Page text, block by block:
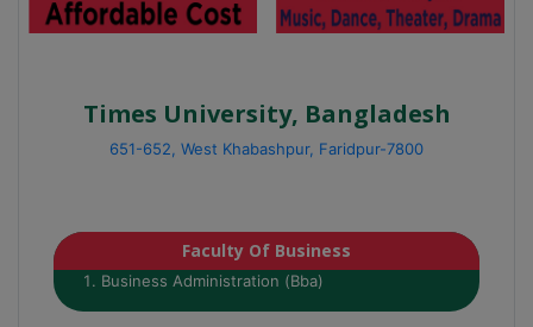
Times University, Bangladesh
651-652, West Khabashpur, Faridpur-7800
Faculty Of Business
Business Administration (Bba)